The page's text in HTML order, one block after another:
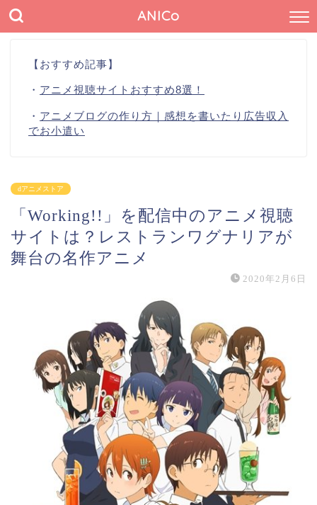
ANICo
【おすすめ記事】
・ アニメ視聴サイトおすすめ8選！
・ アニメブログの作り方｜感想を書いたり広告収入
でお小遣い
dアニメストア
「Working!!」を配信中のアニメ視聴
サイトは？レストランワグナリアが
舞台の名作アニメ
2020年2月6日